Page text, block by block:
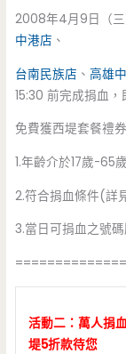
2008年4月9日（
中港店 、
台南民族店 、高雄
15:30 前完成捐血
免費獲西堤套餐禮
1.年齡介於17歲-65
2.符合捐血條件(詳
3.當日可捐血之號
活動二：萬人捐
堤5折款待您